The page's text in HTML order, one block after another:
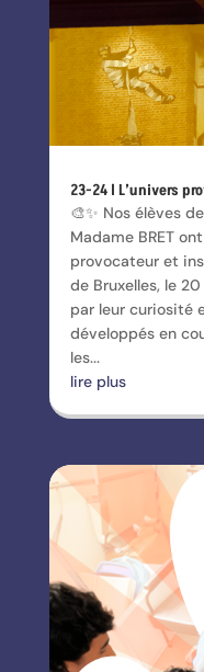
23-24 l L’univers
🎨✨ Nos élèves
Madame BRET
provocateur et
de Bruxelles, le
par leur curiosité
développés en
les...
lire plus